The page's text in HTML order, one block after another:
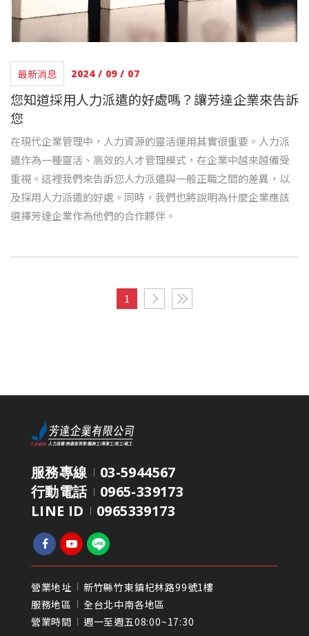
最新消息 2024 / 09 / 07
您知道採用人力派遣的好處嗎？讓芳達企業來告訴
您
在現代企業管理中，人力資源的靈活運用其實很重要。人力派
遣作為一種靈活、高效的人才管理模式，在企業中越來越備受
重視。這裡我們來告訴您人力派遣與一般正職之間的差異，以
及採用人力派遣的好處。同時，我們也將說明為什麼企業應該
選擇芳達企業作為他們的合作夥伴。
1
服務專線
03-5944567
行動電話
0965-339173
LINE ID
0965339173
營業地址
新竹縣竹東鎮杞林路99號1樓
服務地區
全台北中南各地區
營業時間
週一至週五08:00~17:30